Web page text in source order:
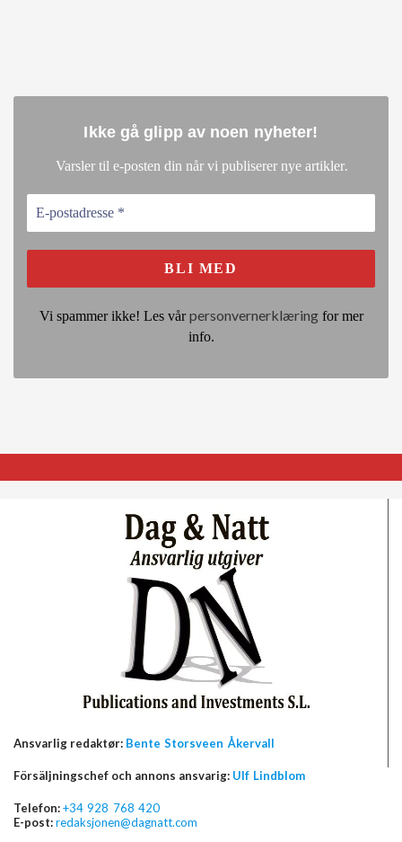
Ikke gå glipp av noen nyheter!
Varsler til e-posten din når vi publiserer nye artikler.
Vi spammer ikke! Les vårpersonvernerklæringfor mer
info.
Ansvarlig redaktør: Bente Storsveen Åkervall
Försäljningschef och annons ansvarig: Ulf Lindblom
Telefon:+34 928 768 420
E-post:redaksjonen@dagnatt.com